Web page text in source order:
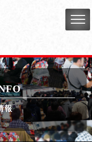
報